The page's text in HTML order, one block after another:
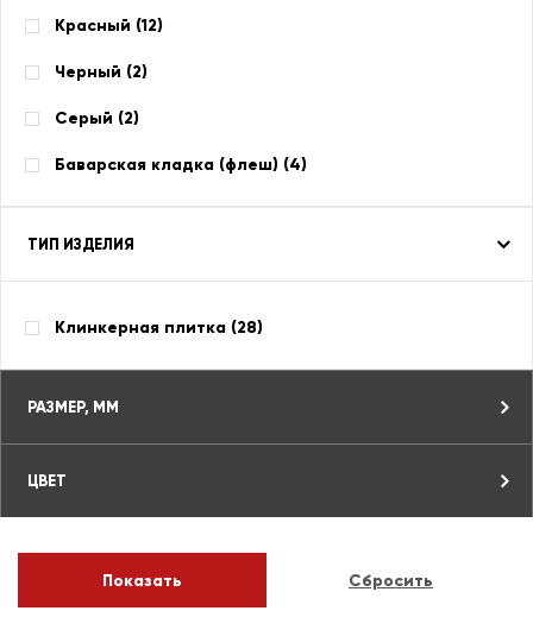
Красный (12)
Черный (2)
Серый (2)
Баварская кладка (флеш) (4)
ТИП ИЗДЕЛИЯ
Клинкерная плитка (28)
РАЗМЕР, ММ
ЦВЕТ